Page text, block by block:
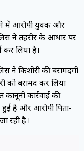
में आरोपी युवक और
ने तहरीर के आधार पर
लिया है।
ने किशोरी की बरामदगी
को बरामद कर लिया
कार्रवाई की
है और आरोपी पिता-
रही है।